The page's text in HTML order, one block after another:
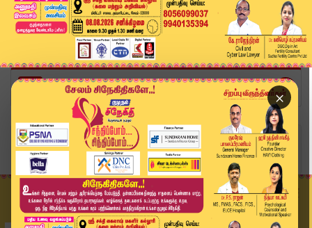
×
Home
வீடியோ ஸ்டோரி
இன்றைக்கு இதுதான்.. சாதிவாரி கணக்கெடுப்பு வேண்ட...